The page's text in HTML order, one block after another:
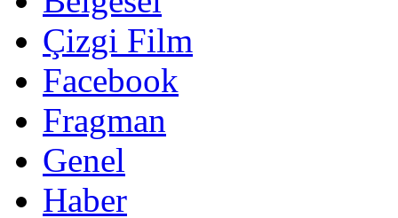
Çizgi Film
Facebook
Fragman
Genel
Haber